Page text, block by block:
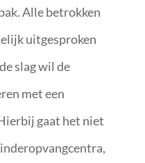
Alle betrokken
uitgesproken
slag wil de
met een
gaat het niet